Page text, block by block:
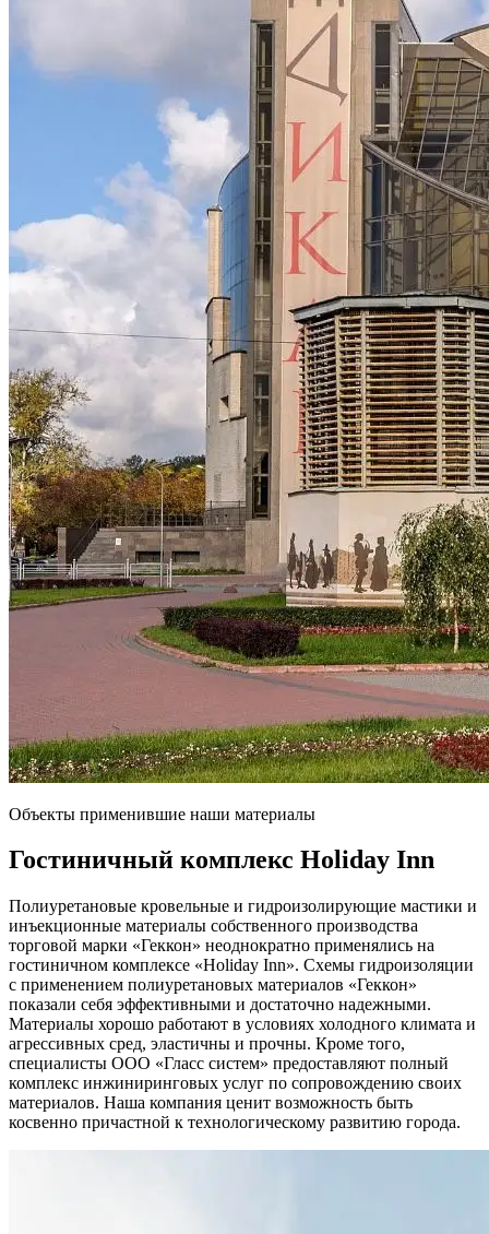
Объекты применившие наши материалы
Гостиничный комплекс Holiday Inn
Полиуретановые кровельные и гидроизолирующие мастики и
инъекционные материалы собственного производства
торговой марки «Геккон» неоднократно применялись на
гостиничном комплексе «Holiday Inn». Схемы гидроизоляции
с применением полиуретановых материалов «Геккон»
показали себя эффективными и достаточно надежными.
Материалы хорошо работают в условиях холодного климата и
агрессивных сред, эластичны и прочны. Кроме того,
специалисты ООО «Гласс систем» предоставляют полный
комплекс инжиниринговых услуг по сопровождению своих
материалов. Наша компания ценит возможность быть
косвенно причастной к технологическому развитию города.